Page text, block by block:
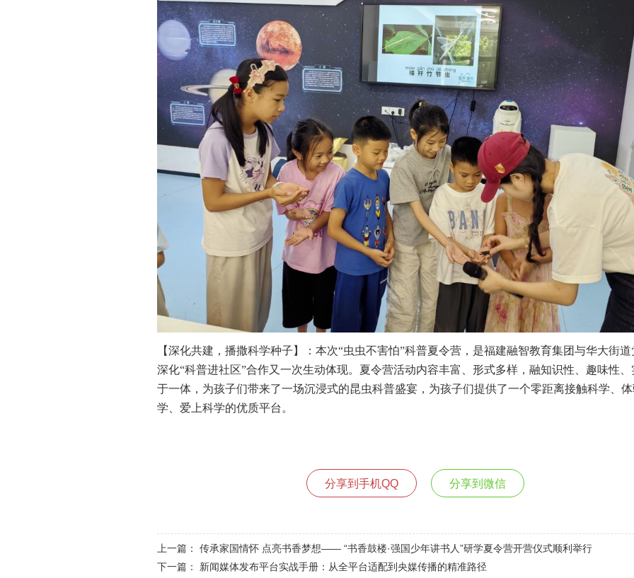
【深化共建，播撒科学种子】：本次“虫虫不害怕”科普夏令营，是福建融智教育集团与华大街
深化“科普进社区”合作又一次生动体现。夏令营活动内容丰富、形式多样，融知识性、趣味性、
于一体，为孩子们带来了一场沉浸式的昆虫科普盛宴，为孩子们提供了一个零距离接触科学、
学、爱上科学的优质平台。
分享到手机QQ 分享到微信
上一篇： 传承家国情怀 点亮书香梦想—— “书香鼓楼·强国少年讲书人”研学夏令营开营仪式顺利举行
下一篇： 新闻媒体发布平台实战手册：从全平台适配到央媒传播的精准路径